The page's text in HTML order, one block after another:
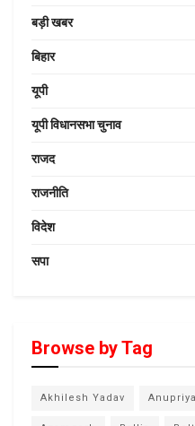
बड़ी खबर
बिहार
यूपी
यूपी विधानसभा चुनाव
राजद
राजनीति
विदेश
सपा
Browse by Tag
Akhilesh Yadav